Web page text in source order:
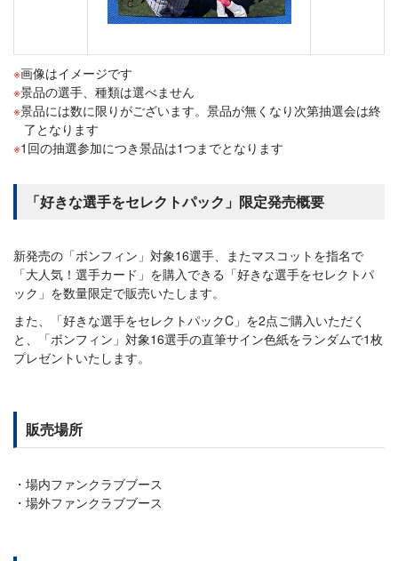
画像はイメージです
景品の選手、種類は選べません
景品には数に限りがございます。景品が無くなり次第抽選会は終
了となります
1回の抽選参加につき景品は1つまでとなります
「好きな選手をセレクトパック」限定発売概要
新発売の「ボンフィン」対象16選手、またマスコットを指名で
「大人気！選手カード」を購入できる「好きな選手をセレクトパ
ック」を数量限定で販売いたします。
また、「好きな選手をセレクトパックC」を2点ご購入いただく
と、「ボンフィン」対象16選手の直筆サイン色紙をランダムで1枚
プレゼントいたします。
販売場所
場内ファンクラブブース
場外ファンクラブブース